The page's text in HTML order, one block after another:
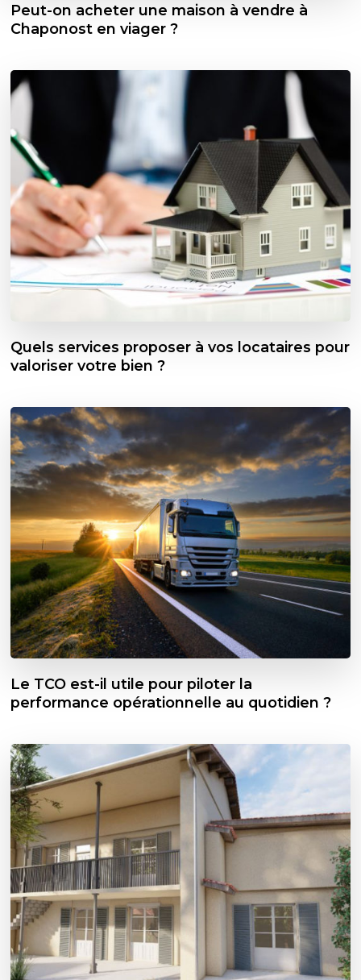
Peut-on acheter une maison à vendre à
Chaponost en viager ?
Quels services proposer à vos locataires pour
valoriser votre bien ?
Le TCO est-il utile pour piloter la
performance opérationnelle au quotidien ?